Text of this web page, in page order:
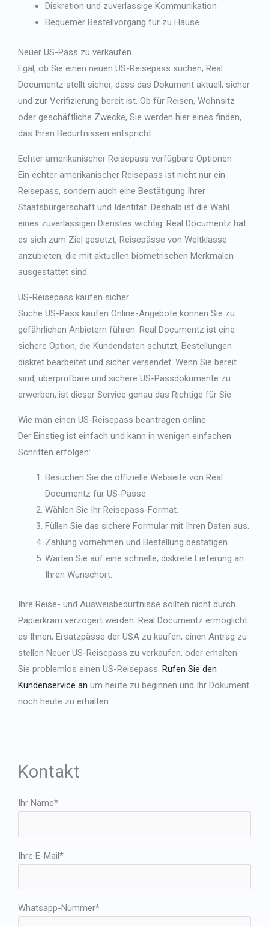
Diskretion und zuverlässige Kommunikation
Bequemer Bestellvorgang für zu Hause
Neuer US-Pass zu verkaufen
Egal, ob Sie einen neuen US-Reisepass suchen, Real
Documentz stellt sicher, dass das Dokument aktuell, sicher
und zur Verifizierung bereit ist. Ob für Reisen, Wohnsitz
oder geschäftliche Zwecke, Sie werden hier eines finden,
das Ihren Bedürfnissen entspricht.
Echter amerikanischer Reisepass verfügbare Optionen
Ein echter amerikanischer Reisepass ist nicht nur ein
Reisepass, sondern auch eine Bestätigung Ihrer
Staatsbürgerschaft und Identität. Deshalb ist die Wahl
eines zuverlässigen Dienstes wichtig. Real Documentz hat
es sich zum Ziel gesetzt, Reisepässe von Weltklasse
anzubieten, die mit aktuellen biometrischen Merkmalen
ausgestattet sind.
US-Reisepass kaufen sicher
Suche US-Pass kaufen Online-Angebote können Sie zu
gefährlichen Anbietern führen. Real Documentz ist eine
sichere Option, die Kundendaten schützt, Bestellungen
diskret bearbeitet und sicher versendet. Wenn Sie bereit
sind, überprüfbare und sichere US-Passdokumente zu
erwerben, ist dieser Service genau das Richtige für Sie.
Wie man einen US-Reisepass beantragen online
Der Einstieg ist einfach und kann in wenigen einfachen
Schritten erfolgen:
Besuchen Sie die offizielle Webseite von Real
Documentz für US-Pässe.
Wählen Sie Ihr Reisepass-Format.
Füllen Sie das sichere Formular mit Ihren Daten aus.
Zahlung vornehmen und Bestellung bestätigen.
Warten Sie auf eine schnelle, diskrete Lieferung an
Ihren Wunschort.
Ihre Reise- und Ausweisbedürfnisse sollten nicht durch
Papierkram verzögert werden. Real Documentz ermöglicht
es Ihnen, Ersatzpässe der USA zu kaufen, einen Antrag zu
stellen Neuer US-Reisepass zu verkaufen, oder erhalten
Sie problemlos einen US-Reisepass. Rufen Sie den
Kundenservice an um heute zu beginnen und Ihr Dokument
noch heute zu erhalten.
Kontakt
Ihr Name*
Ihre E-Mail*
Whatsapp-Nummer*